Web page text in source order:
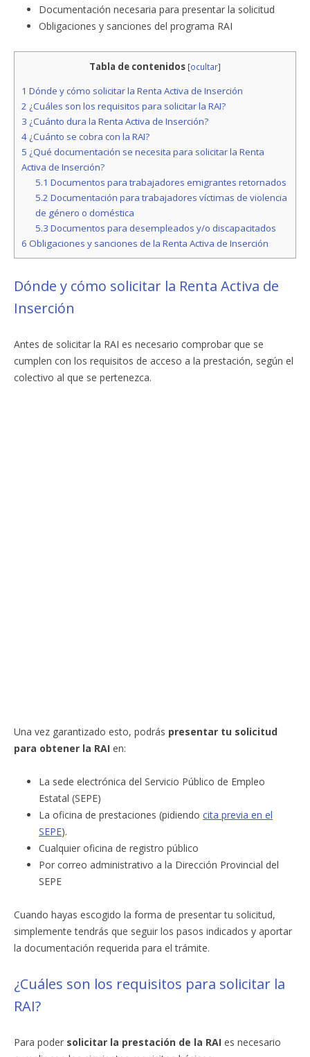
Documentación necesaria para presentar la solicitud
Obligaciones y sanciones del programa RAI
Tabla de contenidos [ocultar]
1 Dónde y cómo solicitar la Renta Activa de Inserción
2 ¿Cuáles son los requisitos para solicitar la RAI?
3 ¿Cuánto dura la Renta Activa de Inserción?
4 ¿Cuánto se cobra con la RAI?
5 ¿Qué documentación se necesita para solicitar la Renta
Activa de Inserción?
5.1 Documentos para trabajadores emigrantes retornados
5.2 Documentación para trabajadores víctimas de violencia
de género o doméstica
5.3 Documentos para desempleados y/o discapacitados
6 Obligaciones y sanciones de la Renta Activa de Inserción
Dónde y cómo solicitar la Renta Activa de
Inserción
Antes de solicitar la RAI es necesario comprobar que se
cumplen con los requisitos de acceso a la prestación, según el
colectivo al que se pertenezca.
Una vez garantizado esto, podrás presentar tu solicitud
para obtener la RAI en:
La sede electrónica del Servicio Público de Empleo
Estatal (SEPE)
La oficina de prestaciones (pidiendo cita previa en el
SEPE).
Cualquier oficina de registro público
Por correo administrativo a la Dirección Provincial del
SEPE
Cuando hayas escogido la forma de presentar tu solicitud,
simplemente tendrás que seguir los pasos indicados y aportar
la documentación requerida para el trámite.
¿Cuáles son los requisitos para solicitar la
RAI?
Para poder solicitar la prestación de la RAI es necesario